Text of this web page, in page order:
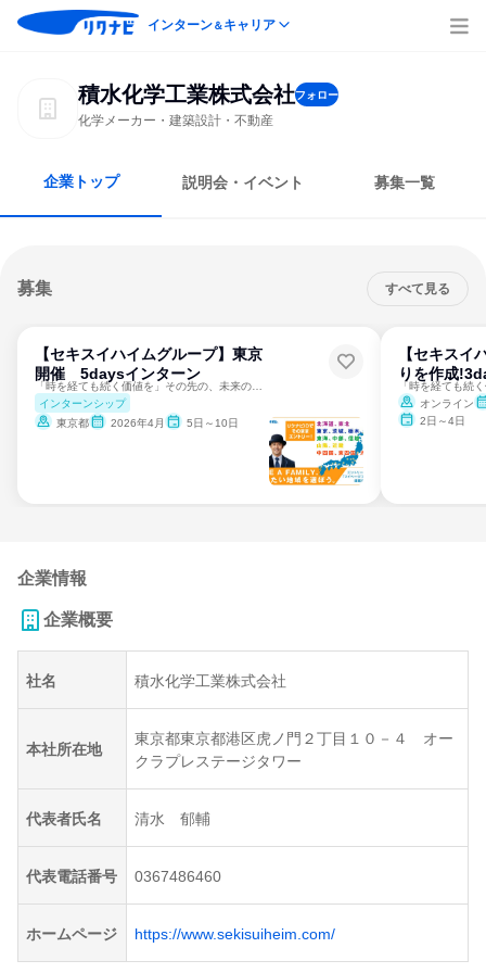
インターン＆キャリア
積水化学工業株式会社フォロー
化学メーカー・建築設計・不動産
企業トップ 説明会・イベント 募集一覧
募集 すべて見る
【セキスイハイムグループ】東京
開催 5daysインターン
インターンシップ
東京都
2026年4月 5日～10日
【セキスイ
りを作成
オンライン
2日～4日
企業情報
企業概要
社名 積水化学工業株式会社
本社所在地
東京都東京都港区虎ノ門２丁目１０－４ オー
クラプレステージタワー
代表者氏名 清水 郁輔
代表電話番号 0367486460
ホームページ https://www.sekisuiheim.com/